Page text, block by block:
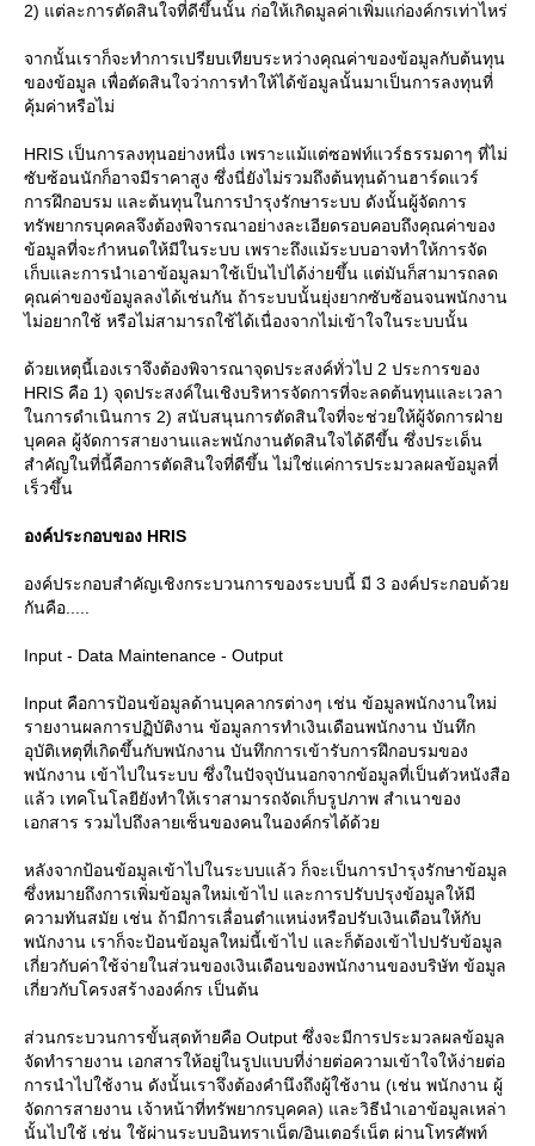
2) แต่ละการตัดสินใจที่ดีขึ้นนั้น ก่อให้เกิดมูลค่าเพิ่มแก่องค์กรเท่าไหร่
จากนั้นเราก็จะทำการเปรียบเทียบระหว่างคุณค่าของข้อมูลกับต้นทุน
ของข้อมูล เพื่อตัดสินใจว่าการทำให้ได้ข้อมูลนั้นมาเป็นการลงทุนที่
คุ้มค่าหรือไม่
HRIS เป็นการลงทุนอย่างหนึ่ง เพราะแม้แต่ซอฟท์แวร์ธรรมดาๆ ที่ไม่
ซับซ้อนนักก็อาจมีราคาสูง ซึ่งนี่ยังไม่รวมถึงต้นทุนด้านฮาร์ดแวร์
การฝึกอบรม และต้นทุนในการบำรุงรักษาระบบ ดังนั้นผู้จัดการ
ทรัพยากรบุคคลจึงต้องพิจารณาอย่างละเอียดรอบคอบถึงคุณค่าของ
ข้อมูลที่จะกำหนดให้มีในระบบ เพราะถึงแม้ระบบอาจทำให้การจัด
เก็บและการนำเอาข้อมูลมาใช้เป็นไปได้ง่ายขึ้น แต่มันก็สามารถลด
คุณค่าของข้อมูลลงได้เช่นกัน ถ้าระบบนั้นยุ่งยากซับซ้อนจนพนักงาน
ไม่อยากใช้ หรือไม่สามารถใช้ได้เนื่องจากไม่เข้าใจในระบบนั้น
ด้วยเหตุนี้เองเราจึงต้องพิจารณาจุดประสงค์ทั่วไป 2 ประการของ
HRIS คือ 1) จุดประสงค์ในเชิงบริหารจัดการที่จะลดต้นทุนและเวลา
นการดำเนินการ 2) สนับสนุนการตัดสินใจที่จะช่วยให้ผู้จัดการฝ่า
บุคคล ผู้จัดการสายงานและพนักงานตัดสินใจได้ดีขึ้น ซึ่งประเด็น
สำคัญในที่นี้คือการตัดสินใจที่ดีขึ้น ไม่ใช่แค่การประมวลผลข้อมูลที่
เร็วขึ้น
องค์ประกอบของ HRIS
องค์ประกอบสำคัญเชิงกระบวนการของระบบนี้ มี 3 องค์ประกอบด้ว
กันคือ.....
Input - Data Maintenance - Output
Input คือการป้อนข้อมูลด้านบุคลากรต่างๆ เช่น ข้อมูลพนักงานใหม่
รายงานผลการปฏิบัติงาน ข้อมูลการทำเงินเดือนพนักงาน บันทึก
อุบัติเหตุที่เกิดขึ้นกับพนักงาน บันทึกการเข้ารับการฝึกอบรมของ
พนักงาน เข้าไปในระบบ ซึ่งในปัจจุบันนอกจากข้อมูลที่เป็นตัวหนังสือ
ล้ว เทคโนโลยียังทำให้เราสามารถจัดเก็บรูปภาพ สำเนาของ
เอกสาร รวมไปถึงลายเซ็นของคนในองค์กรได้ด้ว
หลังจากป้อนข้อมูลเข้าไปในระบบแล้ว ก็จะเป็นการบำรุงรักษาข้อมูล
ซึ่งหมายถึงการเพิ่มข้อมูลใหม่เข้าไป และการปรับปรุงข้อมูลให้มี
ความทันสมัย เช่น ถ้ามีการเลื่อนตำแหน่งหรือปรับเงินเดือนให้กับ
พนักงาน เราก็จะป้อนข้อมูลใหม่นี้เข้าไป และก็ต้องเข้าไปปรับข้อมูล
เกี่ยวกับค่าใช้จ่ายในส่วนของเงินเดือนของพนักงานของบริษัท ข้อมูล
เกี่ยวกับโครงสร้างองค์กร เป็นต้น
ส่วนกระบวนการขั้นสุดท้ายคือ Output ซึ่งจะมีการประมวลผลข้อมูล
จัดทำรายงาน เอกสารให้อยู่ในรูปแบบที่ง่ายต่อความเข้าใจให้ง่ายต่อ
การนำไปใช้งาน ดังนั้นเราจึงต้องคำนึงถึงผู้ใช้งาน (เช่น พนักงาน ผู้
จัดการสายงาน เจ้าหน้าที่ทรัพยากรบุคคล) และวิธีนำเอาข้อมูลเหล่า
นั้นไปใช้ เช่น ใช้ผ่านระบบอินทราเน็ต/อินเตอร์เน็ต ผ่านโทรศัพท์